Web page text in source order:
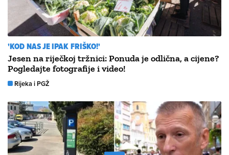
'KOD NAS JE IPAK FRIŠKO!'
Jesen na riječkoj tržnici: Ponuda je odlična, a cijene?
Pogledajte fotografije i video!
Rijeka i PGŽ